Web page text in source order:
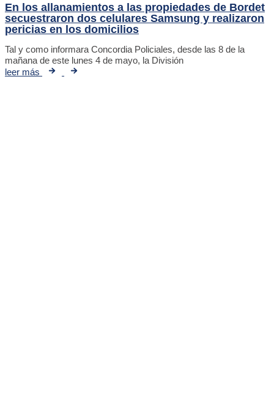
En los allanamientos a las propiedades de Bordet
secuestraron dos celulares Samsung y realizaron
pericias en los domicilios
Tal y como informara Concordia Policiales, desde las 8 de la
mañana de este lunes 4 de mayo, la División
leer más